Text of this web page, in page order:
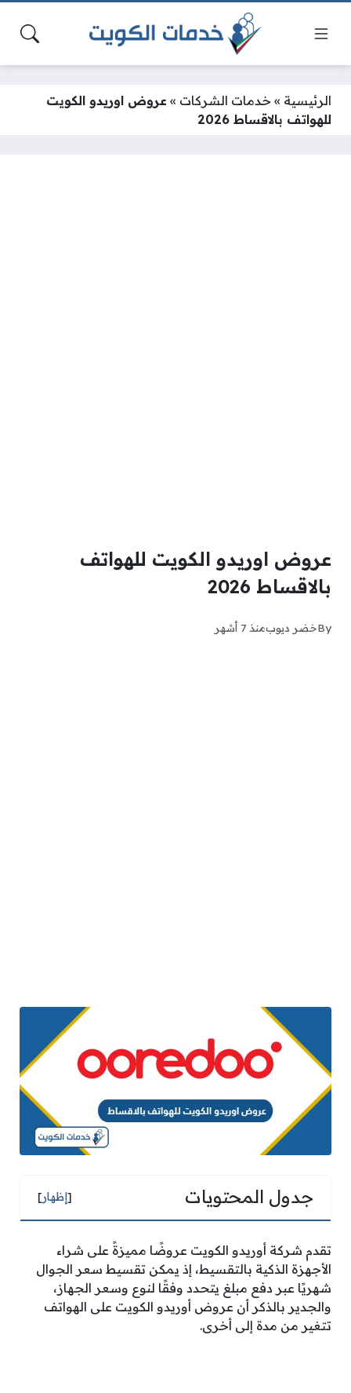
الرئيسية » خدمات الشركات » عروض اوريدو الكويت
للهواتف بالاقساط 2026
عروض اوريدو الكويت للهواتف
بالاقساط 2026
Byخضر ديوبمنذ 7 أشهر
جدول المحتويات [إظهار]
تقدم شركة أوريدو الكويت عروضًا مميزةً على شراء
الأجهزة الذكية بالتقسيط، إذ يمكن تقسيط سعر الجوال
شهريًا عبر دفع مبلغ يتحدد وفقًا لنوع وسعر الجهاز،
والجدير بالذكر أن عروض أوريدو الكويت على الهواتف
تتغير من مدة إلى أخرى.